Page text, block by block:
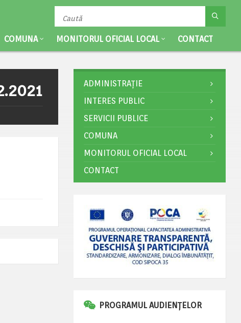
COMUNA MONITORUL OFICIAL LOCAL CONTACT
ADMINISTRAȚIE
INTERES PUBLIC
SERVICII PUBLICE
COMUNA
MONITORUL OFICIAL LOCAL
CONTACT
PROGRAMUL AUDIENȚELOR